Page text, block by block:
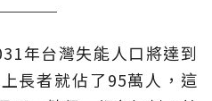
年台灣失能人口將達到
長者就佔了95萬人，這